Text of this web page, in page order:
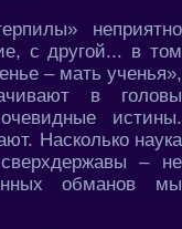
неприятно
с другой... в том
– мать ученья»,
в головы
истины.
Насколько наука
– не
обманов мы